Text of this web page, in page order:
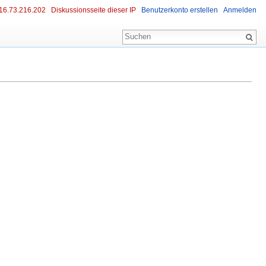
Diskussionsseite dieser IP Benutzerkonto erstellen Anmelden